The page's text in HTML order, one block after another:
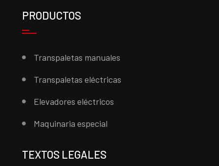
PRODUCTOS
Transpaletas manuales
Transpaletas eléctricas
Elevadores eléctricos
Maquinaria especial
TEXTOS LEGALES